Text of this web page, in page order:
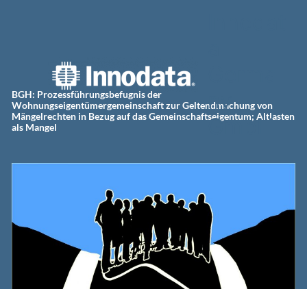
ny
GmbH
BGH: Prozessführungsbefugnis der
Wohnungseigentümergemeinschaft zur Geltendmachung von
Mängelrechten in Bezug auf das Gemeinschaftseigentum; Altlasten
als Mangel